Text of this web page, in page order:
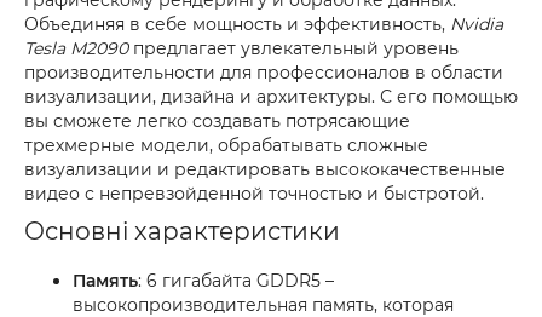
Объединяя в себе мощность и эффективность, Nvidia
Tesla M2090 предлагает увлекательный уровень
производительности для профессионалов в области
визуализации, дизайна и архитектуры. С его помощью
вы сможете легко создавать потрясающие
трехмерные модели, обрабатывать сложные
визуализации и редактировать высококачественные
видео с непревзойденной точностью и быстротой.
Основні характеристики
Память: 6 гигабайта GDDR5 –
высокопроизводительная память, которая